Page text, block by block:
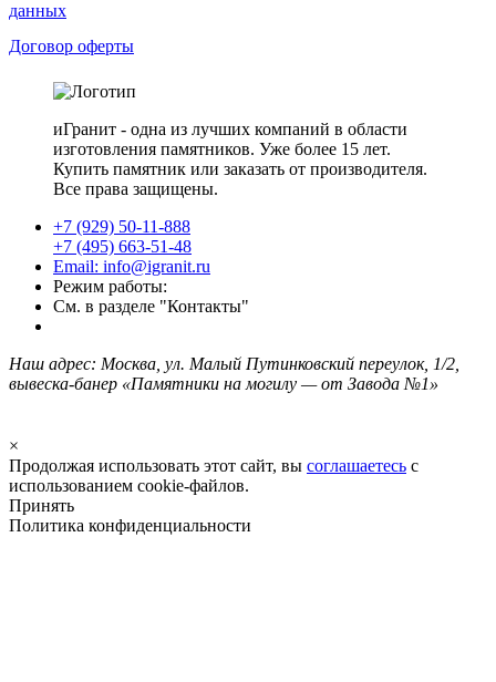
данных
Договор оферты
иГранит - одна из лучших компаний в области
изготовления памятников. Уже более 15 лет.
Купить памятник или заказать от производителя.
Все права защищены.
+7 (929) 50-11-888
+7 (495) 663-51-48
Email: info@igranit.ru
Режим работы:
См. в разделе "Контакты"
Наш адрес: Москва, ул. Малый Путинковский переулок, 1/2,
вывеска-банер «Памятники на могилу — от Завода №1»
×
Продолжая использовать этот сайт, вы соглашаетесь с
использованием cookie-файлов.
Принять
Политика конфиденциальности